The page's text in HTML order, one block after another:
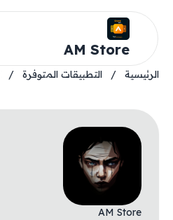
AM Store
الرئيسية / التطبيقات المتوفرة /
AM Store